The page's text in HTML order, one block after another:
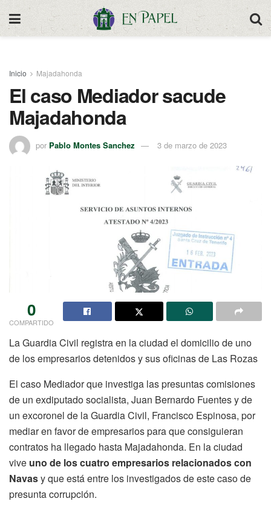
Inicio Majadahonda
El caso Mediador sacude
Majadahonda
por Pablo Montes Sanchez 3 de marzo de 2023
0
COMPARTIDO
La Guardia Civil registra en la ciudad el domicilio de uno
de los empresarios detenidos y sus oficinas de Las Rozas
El caso Mediador que investiga las presuntas comisiones
de un exdiputado socialista, Juan Bernardo Fuentes y de
un excoronel de la Guardia Civil, Francisco Espinosa, por
mediar en favor de empresarios para que consiguieran
contratos ha llegado hasta Majadahonda. En la ciudad
vive uno de los cuatro empresarios relacionados con
Navasy que está entre los investigados de este caso de
presunta corrupción.